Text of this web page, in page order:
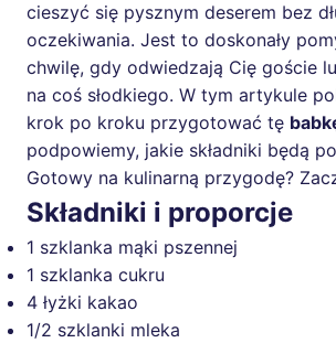
cieszyć się pysznym deserem bez
oczekiwania. Jest to doskonały
chwilę, gdy odwiedzają Cię goście
na coś słodkiego. W tym artykule
krok po kroku przygotować tę
podpowiemy, jakie składniki będą
Gotowy na kulinarną przygodę?
Składniki i proporcje
1 szklanka mąki pszennej
1 szklanka cukru
4 łyżki kakao
1/2 szklanki mleka